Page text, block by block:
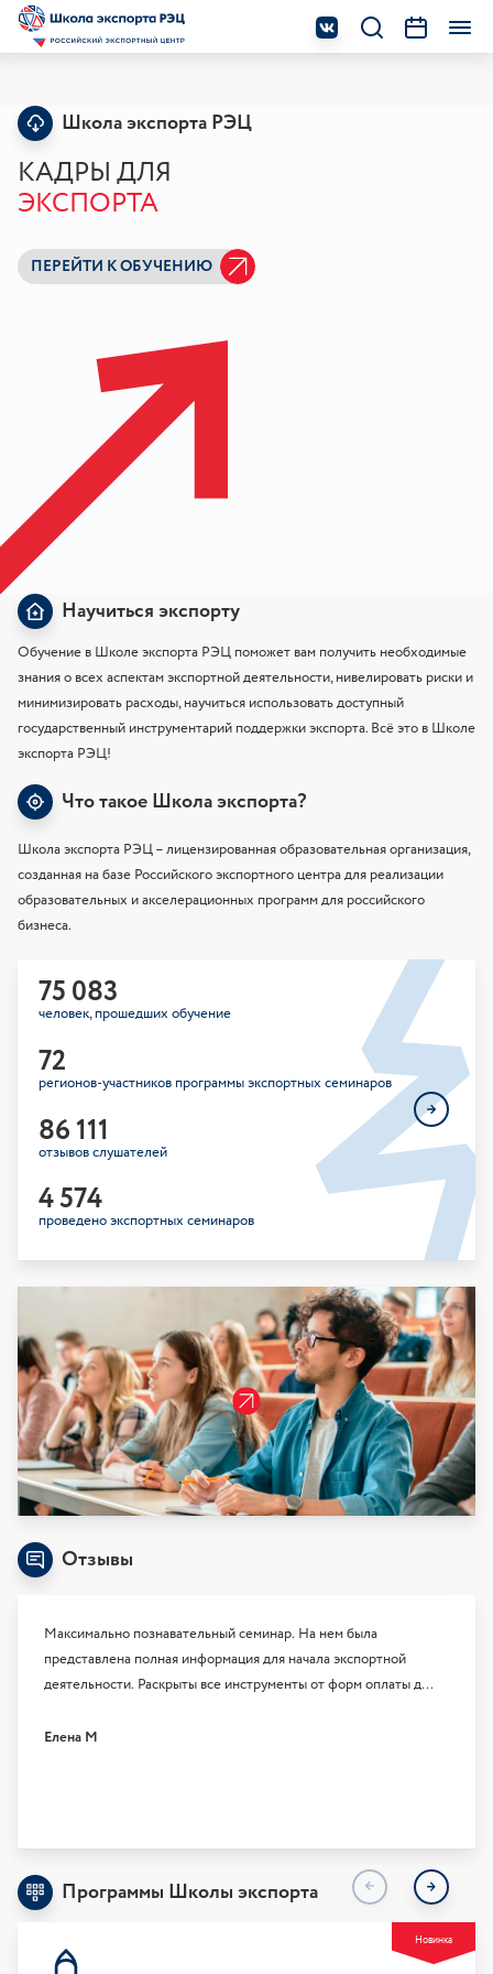
Школа экспорта РЭЦ
КАДРЫ ДЛЯ
ЭКСПОРТА
ПЕРЕЙТИ К ОБУЧЕНИЮ
Научиться экспорту
Обучение в Школе экспорта РЭЦ поможет вам получить необходимые
знания о всех аспектам экспортной деятельности, нивелировать риски и
минимизировать расходы, научиться использовать доступный
государственный инструментарий поддержки экспорта. Всё это в Школе
экспорта РЭЦ!
Что такое Школа экспорта?
Школа экспорта РЭЦ – лицензированная образовательная организация,
созданная на базе Российского экспортного центра для реализации
образовательных и акселерационных программ для российского
бизнеса.
75 083
человек, прошедших обучение
72
регионов-участников программы экспортных семинаров
86 111
отзывов слушателей
4 574
проведено экспортных семинаров
Отзывы
Максимально познавательный семинар. На нем была
представлена полная информация для начала экспортной
деятельности. Раскрыты все инструменты от форм оплаты до
практическим материалом.
Елена М
Программы Школы экспорта
Новинка